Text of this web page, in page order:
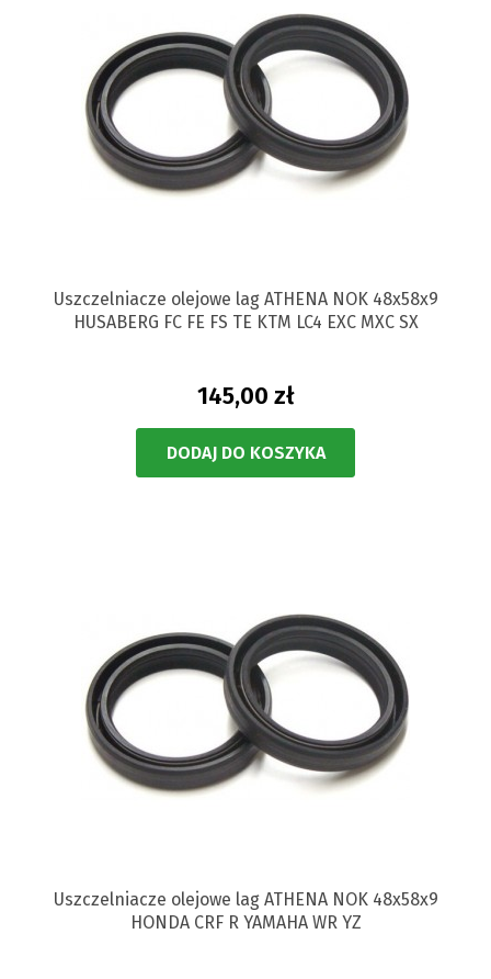
Uszczelniacze olejowe lag ATHENA NOK 48x58x9
HUSABERG FC FE FS TE KTM LC4 EXC MXC SX
145,00 zł
DODAJ DO KOSZYKA
Uszczelniacze olejowe lag ATHENA NOK 48x58x9
HONDA CRF R YAMAHA WR YZ